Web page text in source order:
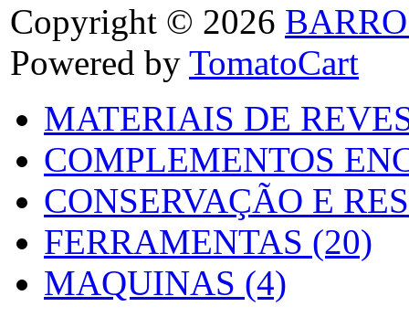
Copyright © 2026
Powered by TomatoCart
MATERIAIS DE
COMPLEMENTOS
CONSERVAÇÃO E
FERRAMENTAS (20)
MAQUINAS (4)